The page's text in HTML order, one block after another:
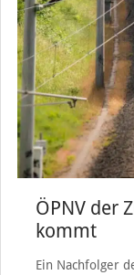
ÖPNV der
kommt
Ein Nachfolger